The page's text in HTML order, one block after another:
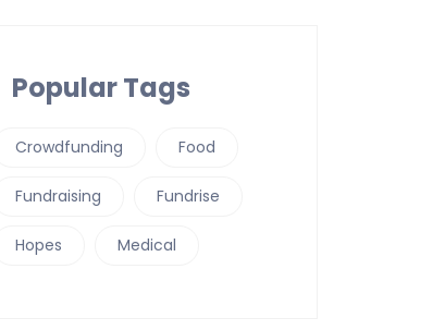
Popular Tags
Crowdfunding Food
Fundraising Fundrise
Hopes Medical